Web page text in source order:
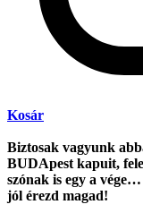
Kosár
Biztosak vagyunk
BUDApest kapuit,
szónak is egy a
jól érezd magad!